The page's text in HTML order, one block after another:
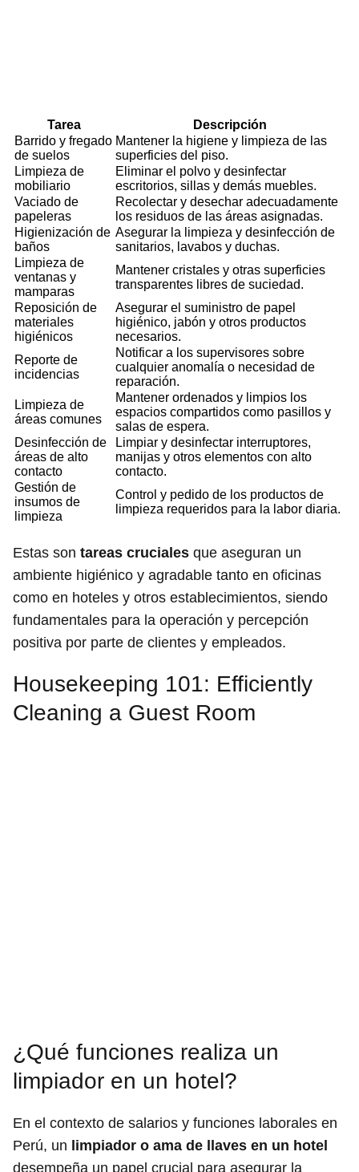
Tarea
Descripción
Barrido y fregado
de suelos
Mantener la higiene y limpieza de las
superficies del piso.
Limpieza de
mobiliario
Eliminar el polvo y desinfectar
escritorios, sillas y demás muebles.
Vaciado de
papeleras
Recolectar y desechar adecuadamente
los residuos de las áreas asignadas.
Higienización de
baños
Asegurar la limpieza y desinfección de
sanitarios, lavabos y duchas.
Limpieza de
ventanas y
mamparas
Mantener cristales y otras superficies
transparentes libres de suciedad.
Reposición de
materiales
higiénicos
Asegurar el suministro de papel
higiénico, jabón y otros productos
necesarios.
Reporte de
incidencias
Notificar a los supervisores sobre
cualquier anomalía o necesidad de
reparación.
Limpieza de
áreas comunes
Mantener ordenados y limpios los
espacios compartidos como pasillos y
salas de espera.
Desinfección de
áreas de alto
contacto
Limpiar y desinfectar interruptores,
manijas y otros elementos con alto
contacto.
Gestión de
insumos de
limpieza
Control y pedido de los productos de
limpieza requeridos para la labor diaria.
Estas son tareas cruciales que aseguran un
ambiente higiénico y agradable tanto en oficinas
como en hoteles y otros establecimientos, siendo
fundamentales para la operación y percepción
positiva por parte de clientes y empleados.
Housekeeping 101: Efficiently
Cleaning a Guest Room
¿Qué funciones realiza un
limpiador en un hotel?
En el contexto de salarios y funciones laborales en
Perú, un limpiador o ama de llaves en un hotel
desempeña un papel crucial para asegurar la